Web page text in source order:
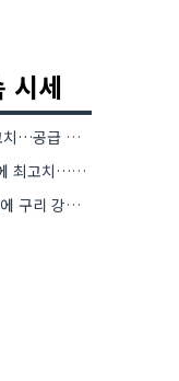
시세
[비철금속 시황] 구리 12주 최고치…공급 부족 우려에 강세
[비철금속 시황] 구리 2개월 만에 최고치…재고 감소에 공급 부족 우려 확대
[비철금속 시황] 연준 금리 동결에 구리 강세…공급 부족 우려도 가격 지지